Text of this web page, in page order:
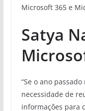
Microsoft 365 e
Satya
“Se o ano
necessidade de
informações para